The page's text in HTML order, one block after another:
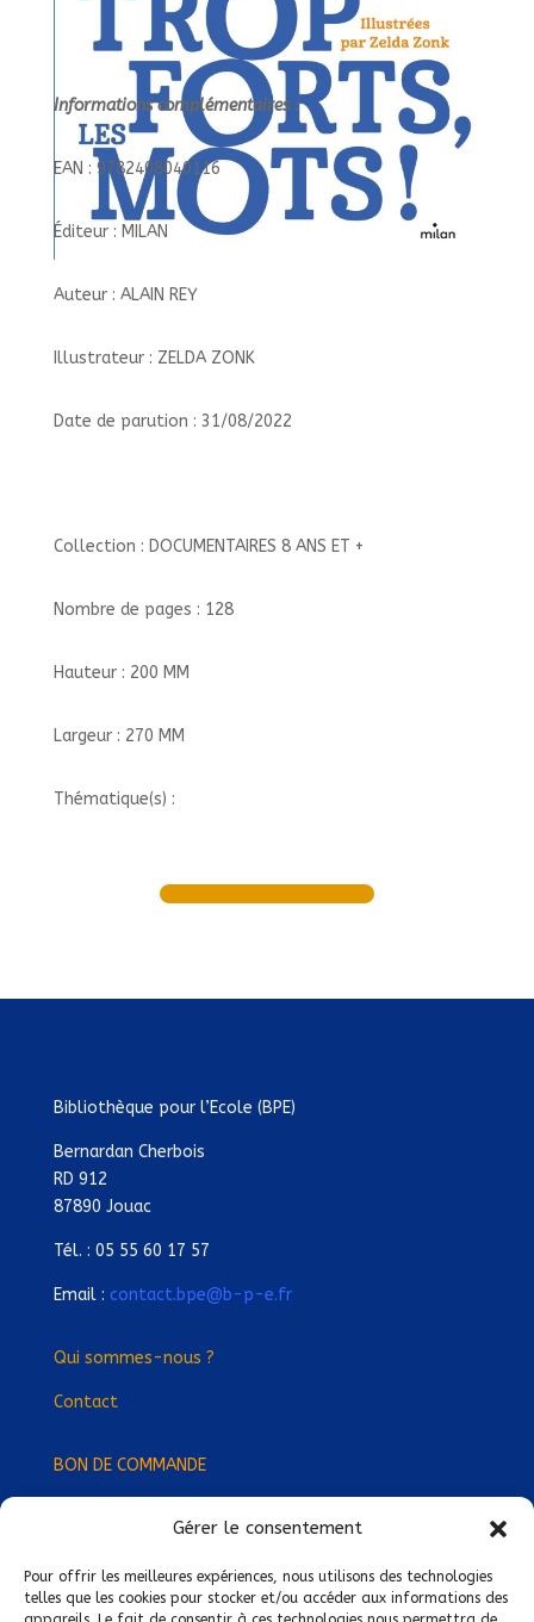
Gérer le consentement
Pour offrir les meilleures expériences, nous utilisons des technologies
telles que les cookies pour stocker et/ou accéder aux informations des
Informations complémentaires :
EAN : 9782408040116
Éditeur : MILAN
Auteur : ALAIN REY
Illustrateur : ZELDA ZONK
Date de parution : 31/08/2022
Collection : DOCUMENTAIRES 8 ANS ET +
Nombre de pages : 128
Hauteur : 200 MM
Largeur : 270 MM
Thématique(s) :
Bibliothèque pour l’Ecole (BPE)
Bernardan Cherbois
RD 912
87890 Jouac
Tél. : 05 55 60 17 57
Email : contact.bpe@b-p-e.fr
Qui sommes-nous ?
Contact
BON DE COMMANDE
Devenez Délégué·e Régional·e !
Trouvez-nous près de chez vous !